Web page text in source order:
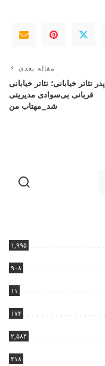
مقاله بعدی
پدر تئاتر خیابانی؛ تئاتر خیابانی
قربانی بی‌سوادی مدیریتی
شد_مهتاب من
۱,۹۹۵
۹۰۸
۱۱
۱۷۴
۲,۵۸۴
۳۱۸